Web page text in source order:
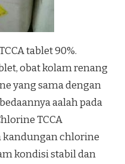
tablet 90%.
obat kolam renang
yang sama dengan
aalah pada
TCCA
chlorine
kondisi stabil dan